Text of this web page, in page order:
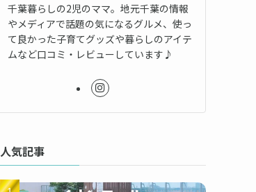
千葉暮らしの2児のママ。地元千葉の情報
やメディアで話題の気になるグルメ、使っ
て良かった子育てグッズや暮らしのアイテ
ムなど口コミ・レビューしています♪
人気記事